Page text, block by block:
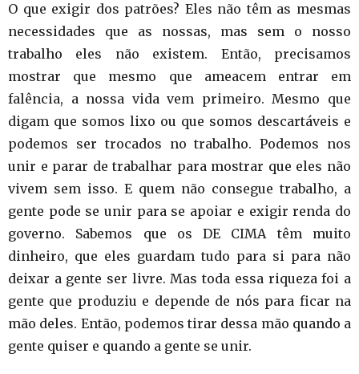
O que exigir dos patrões? Eles não têm as mesmas
necessidades que as nossas, mas sem o nosso
trabalho eles não existem. Então, precisamos
mostrar que mesmo que ameacem entrar em
falência, a nossa vida vem primeiro. Mesmo que
digam que somos lixo ou que somos descartáveis e
podemos ser trocados no trabalho. Podemos nos
unir e parar de trabalhar para mostrar que eles não
vivem sem isso. E quem não consegue trabalho, a
gente pode se unir para se apoiar e exigir renda do
governo. Sabemos que os DE CIMA têm muito
dinheiro, que eles guardam tudo para si para não
deixar a gente ser livre. Mas toda essa riqueza foi a
gente que produziu e depende de nós para ficar na
mão deles. Então, podemos tirar dessa mão quando a
gente quiser e quando a gente se unir.